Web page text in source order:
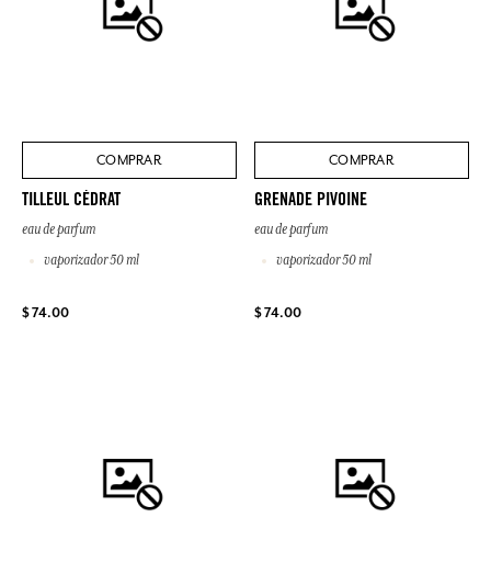
COMPRAR
TILLEUL CÉDRAT
eau de parfum
vaporizador 50 ml
$ 74.00
COMPRAR
GRENADE PIVOINE
eau de parfum
vaporizador 50 ml
$ 74.00